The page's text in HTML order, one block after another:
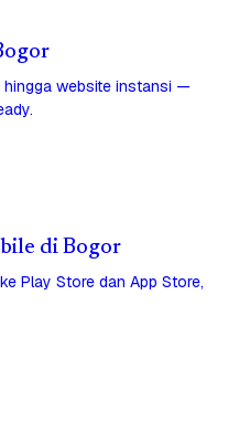
website instansi —
di Bogor
Play Store dan App Store,